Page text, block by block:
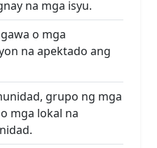
na mga isyu.
o mga
na apektado ang
grupo ng mga
mga lokal na